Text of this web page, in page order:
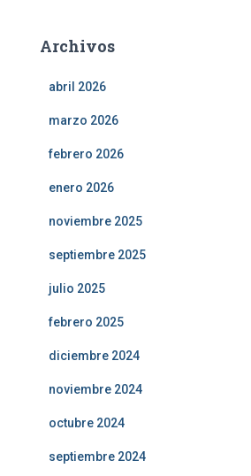
Archivos
abril 2026
marzo 2026
febrero 2026
enero 2026
noviembre 2025
septiembre 2025
julio 2025
febrero 2025
diciembre 2024
noviembre 2024
octubre 2024
septiembre 2024